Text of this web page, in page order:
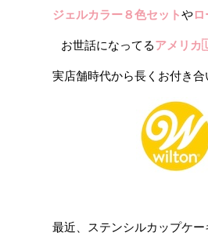
ジェルカラー８色セットやロ
お世話になってるアメリ
実店舗時代から長くお付き
最近、ステンシルカップケー